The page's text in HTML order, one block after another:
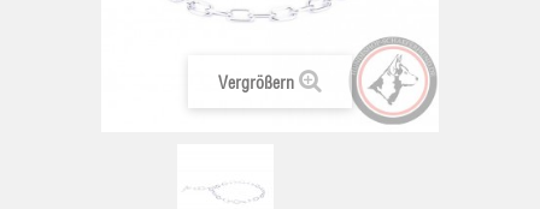
Vergrößern